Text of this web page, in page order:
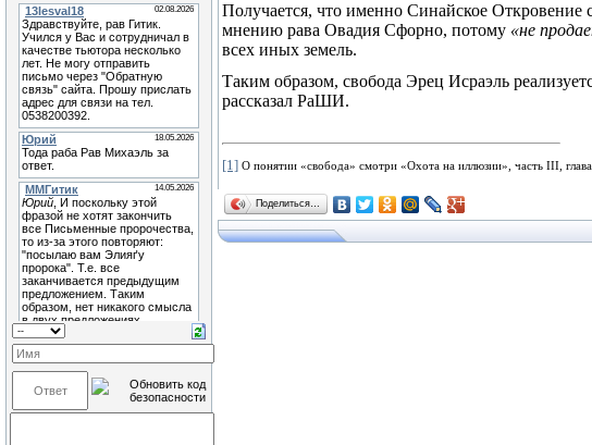
Получается, что именно Синайское
мнению рава Овадия Сфорно, потому «не
всех иных земель.
Таким образом, свобода Эрец Исраэль
рассказал РаШИ.
[1] О понятии «свобода» смотри «Охота на иллюзии», часть III , глава
Поделиться…